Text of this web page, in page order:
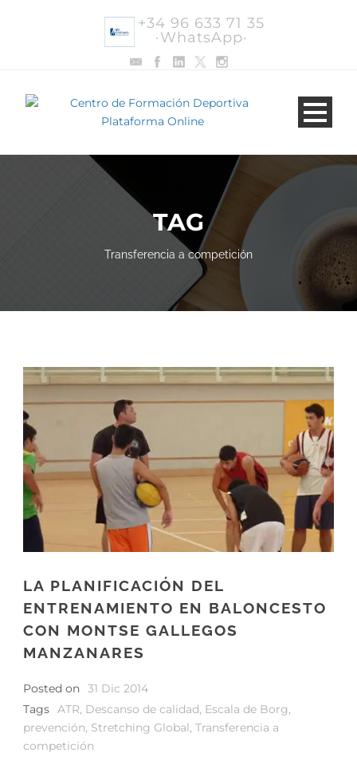
+34 96 633 71 35
·WhatsApp·
TAG
Transferencia a competición
LA PLANIFICACIÓN DEL
ENTRENAMIENTO EN BALONCESTO
CON MONTSE GALLEGOS
MANZANARES
Posted on 31 Dic 2014
Tags ATR, Descanso de calidad, Escala de Borg,
prevención, Stretching Global, Transferencia a
competición